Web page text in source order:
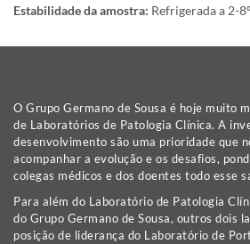
Estabilidade da amostra: Refrigerada a 2-
O Grupo Germano de Sousa é hoje muito
de Laboratórios de Patologia Clínica. A
desenvolvimento são uma prioridade que
acompanhar a evolução e os desafios,
colegas médicos e dos doentes todo esse
Para além do Laboratório de Patologia
do Grupo Germano de Sousa, outros dois
posição de liderança do Laboratório de